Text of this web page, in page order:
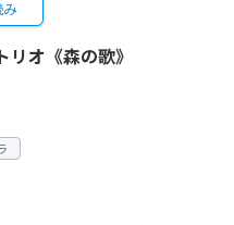
み
オ《森の歌》